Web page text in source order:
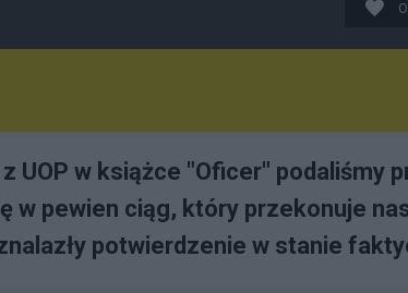
UOP w książce "Oficer" podaliśmy
w pewien ciąg, który przekonuje
potwierdzenie w stanie